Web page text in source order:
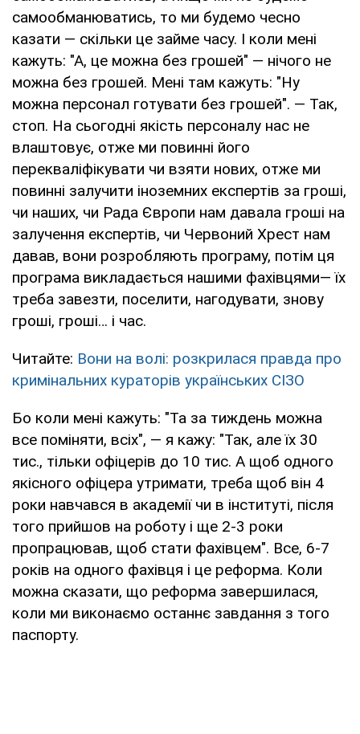
самообманюватись, то ми будемо чесно
казати — скільки це займе часу. І коли мені
кажуть: "А, це можна без грошей" — нічого не
можна без грошей. Мені там кажуть: "Ну
можна персонал готувати без грошей". — Так,
стоп. На сьогодні якість персоналу нас не
влаштовує, отже ми повинні його
перекваліфікувати чи взяти нових, отже ми
повинні залучити іноземних експертів за гроші,
чи наших, чи Рада Європи нам давала гроші на
залучення експертів, чи Червоний Хрест нам
давав, вони розробляють програму, потім ця
програма викладається нашими фахівцями— їх
треба завезти, поселити, нагодувати, знову
гроші, гроші… і час.
Читайте: Вони на волі: розкрилася правда про
кримінальних кураторів українських СІЗО
Бо коли мені кажуть: "Та за тиждень можна
все поміняти, всіх", — я кажу: "Так, але їх 30
тис., тільки офіцерів до 10 тис. А щоб одного
якісного офіцера утримати, треба щоб він 4
роки навчався в академії чи в інституті, після
того прийшов на роботу і ще 2-3 роки
пропрацював, щоб стати фахівцем". Все, 6-7
років на одного фахівця і це реформа. Коли
можна сказати, що реформа завершилася,
коли ми виконаємо останнє завдання з того
паспорту.